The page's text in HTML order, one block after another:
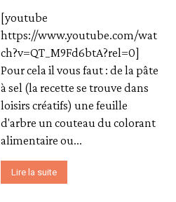
[youtube
https://www.youtube.com/wat
ch?v=QT_M9Fd6btA?rel=0]
Pour cela il vous faut : de la pâte
à sel (la recette se trouve dans
loisirs créatifs) une feuille
d'arbre un couteau du colorant
alimentaire ou...
Lire la suite